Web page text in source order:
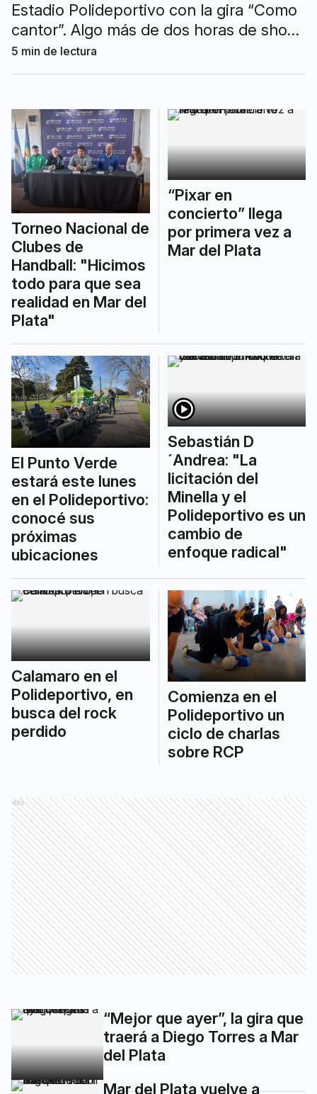
Estadio Polideportivo con la gira “Como
cantor”. Algo más de dos horas de show,
con una catarata de hits que recorrió
todas sus etapas solistas y las bandas
5 min de lectura
Torneo Nacional de
Clubes de
Handball: "Hicimos
todo para que sea
realidad en Mar del
Plata"
“Pixar en
concierto” llega
por primera vez a
Mar del Plata
El Punto Verde
estará este lunes
en el Polideportivo:
conocé sus
próximas
ubicaciones
Sebastián D
´Andrea: "La
licitación del
Minella y el
Polideportivo es un
cambio de
enfoque radical"
Calamaro en el
Polideportivo, en
busca del rock
perdido
Comienza en el
Polideportivo un
ciclo de charlas
sobre RCP
Ads
“Mejor que ayer”, la gira que
traerá a Diego Torres a Mar
del Plata
Mar del Plata vuelve a